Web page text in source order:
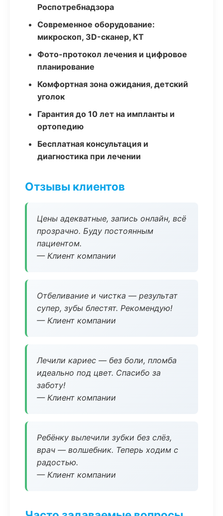
Роспотребнадзора
Современное оборудование:
микроскоп, 3D-сканер, КТ
Фото-протокол лечения и цифровое
планирование
Комфортная зона ожидания, детский
уголок
Гарантия до 10 лет на импланты и
ортопедию
Бесплатная консультация и
диагностика при лечении
Отзывы клиентов
Цены адекватные, запись онлайн, всё
прозрачно. Буду постоянным
пациентом.
— Клиент компании
Отбеливание и чистка — результат
супер, зубы блестят. Рекомендую!
— Клиент компании
Лечили кариес — без боли, пломба
идеально под цвет. Спасибо за
заботу!
— Клиент компании
Ребёнку вылечили зубки без слёз,
врач — волшебник. Теперь ходим с
радостью.
— Клиент компании